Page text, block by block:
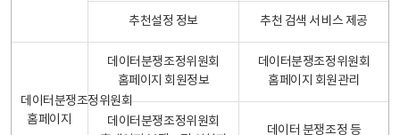
추천설정 정보 추천 검색 서비스 제공
데이터분쟁조정위원회
홈페이지
데이터분쟁조정위원회
홈페이지 회원정보
데이터분쟁조정위원회
홈페이지 회원관리
데이터분쟁조정위원회
데이터 분쟁조정 등